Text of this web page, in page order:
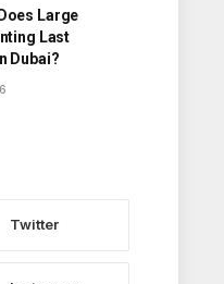
Large
Last
Dubai?
Twitter